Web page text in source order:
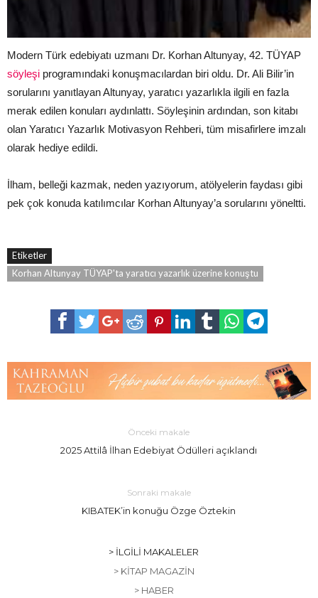
Modern Türk edebiyatı uzmanı Dr. Korhan Altunyay, 42. TÜYAP
söyleşi programındaki konuşmacılardan biri oldu. Dr. Ali Bilir’in
sorularını yanıtlayan Altunyay, yaratıcı yazarlıkla ilgili en fazla
merak edilen konuları aydınlattı. Söyleşinin ardından, son kitabı
olan Yaratıcı Yazarlık Motivasyon Rehberi, tüm misafirlere imzalı
olarak hediye edildi.
İlham, belleği kazmak, neden yazıyorum, atölyelerin faydası gibi
pek çok konuda katılımcılar Korhan Altunyay’a sorularını yöneltti.
Etiketler
Korhan Altunyay TÜYAP'ta yaratıcı yazarlık üzerine konuştu
Önceki makale
2025 Attilâ İlhan Edebiyat Ödülleri açıklandı
Sonraki makale
KIBATEK’in konuğu Özge Öztekin
> İLGILI MAKALELER
> KITAP MAGAZIN
> HABER